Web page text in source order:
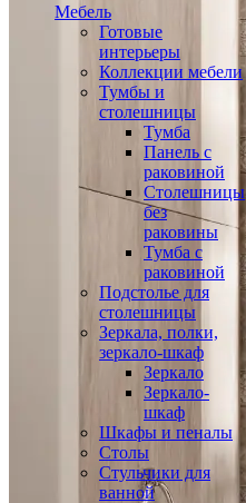
Мебель
Готовые
интерьеры
Коллекции мебели
Тумбы и
столешницы
Тумба
Панель с
раковиной
Столешницы
без
раковины
Тумба с
раковиной
Подстолье для
столешницы
Зеркала, полки,
зеркало-шкаф
Зеркало
Зеркало-
шкаф
Шкафы и пеналы
Столы
Стульчики для
ванной